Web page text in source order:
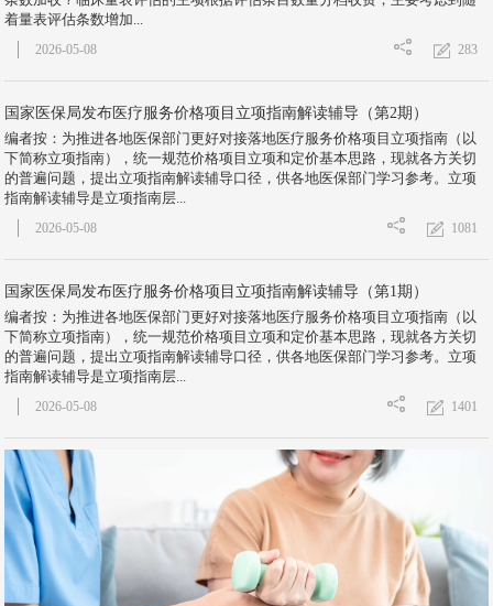
着量表评估条数增加...
283
2026-05-08
国家医保局发布医疗服务价格项目立项指南解读辅导（第2期）
编者按：为推进各地医保部门更好对接落地医疗服务价格项目立项指南（以
下简称立项指南），统一规范价格项目立项和定价基本思路，现就各方关切
的普遍问题，提出立项指南解读辅导口径，供各地医保部门学习参考。立项
指南解读辅导是立项指南层...
1081
2026-05-08
国家医保局发布医疗服务价格项目立项指南解读辅导（第1期）
编者按：为推进各地医保部门更好对接落地医疗服务价格项目立项指南（以
下简称立项指南），统一规范价格项目立项和定价基本思路，现就各方关切
的普遍问题，提出立项指南解读辅导口径，供各地医保部门学习参考。立项
指南解读辅导是立项指南层...
1401
2026-05-08